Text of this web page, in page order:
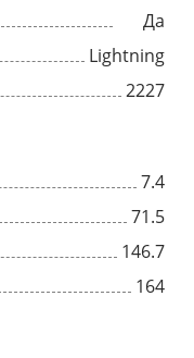
Да
Lightning
2227
7.4
71.5
146.7
164